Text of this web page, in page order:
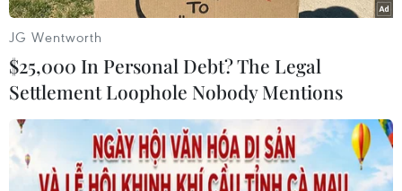
TIN LIÊN QUAN
JG Wentworth
$25,000 In Personal Debt? The Legal
Settlement Loophole Nobody Mentions